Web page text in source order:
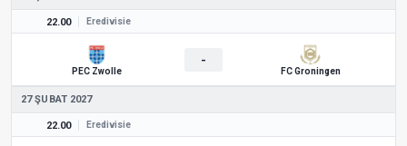
22.00 Eredivisie
PEC Zwolle
-
FC Groningen
27 ŞUBAT 2027
22.00 Eredivisie